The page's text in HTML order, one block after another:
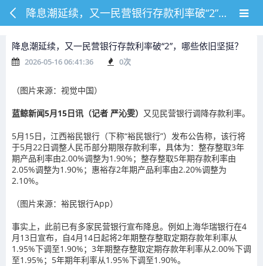
降息潮延续，又一民营银行存款利率破“2”，哪些依旧坚挺？
降息潮延续，又一民营银行存款利率破“2”，哪些依旧坚挺？
2026-05-16 06:41:36 0次
（图片来源：视觉中国）
蓝鲸新闻5月15日讯（记者 严沁雯） 又见民营银行调降存款利率。
5月15日，江西裕民银行（下称“裕民银行”）发布公告称，该行将
于5月22日调整人民币部分期限存款利率，具体为：整存整取3年
期产品利率由2.00%调整为1.90%；整存整取5年期存款利率由
2.05%调整为1.90%；惠裕存2年期产品利率由2.20%调整为
2.10%。
（图片来源：裕民银行App）
事实上，此前已有多家民营银行宣布降息。例如上海华瑞银行在4
月13日宣布，自4月14日起将2年期整存整取定期存款年利率从
1.95%下调至1.90%；3年期整存整取定期存款年利率从2.00%下调
至1.95%；5年期年利率从1.95%下调至1.90%。